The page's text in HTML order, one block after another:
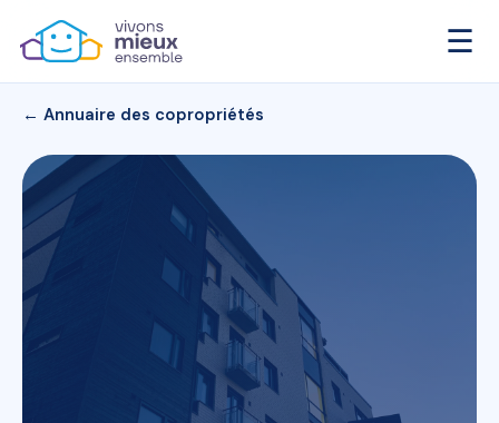
☰
← Annuaire des copropriétés